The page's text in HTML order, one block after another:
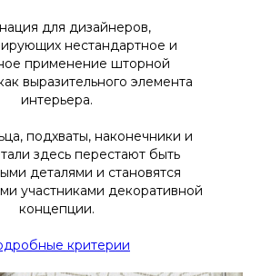
для дизайнеров,
нестандартное и
применение шторной
выразительного элемента
интерьера.
подхваты, наконечники и
здесь перестают быть
деталями и становятся
участниками декоративной
концепции.
критерии